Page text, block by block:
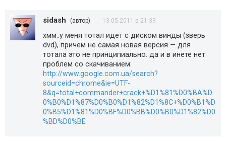
sidash (автор) 13.05.2011 в 21:39
хмм..у меня тотал идет с диском винды (зверь
dvd), причем не самая новая версия — для
тотала это не принципиально. да и в инете нет
проблем со скачиванием:
http://www.google.com.ua/search?
sourceid=chrome&ie=UTF-
8&q=total+commander+crack+%D1%81%D0%BA%D
0%B0%D1%87%D0%B0%D1%82%D1%8C+%D0%B1%D
0%B5%D1%81%D0%BF%D0%BB%D0%B0%D1%82%D0
%BD%D0%BE